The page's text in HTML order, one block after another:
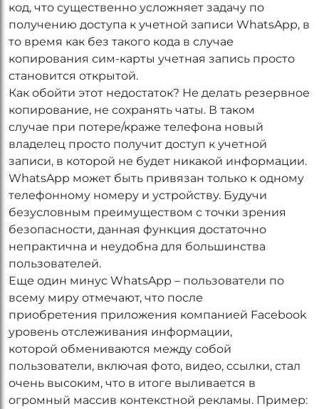
код, что существенно усложняет задачу по
получению доступа к учетной записи WhatsApp, в
то время как без такого кода в случае
копирования сим-карты учетная запись просто
становится открытой.
Как обойти этот недостаток? Не делать резервное
копирование, не сохранять чаты. В таком
случае при потере/краже телефона новый
владелец просто получит доступ к учетной
записи, в которой не будет никакой информации.
WhatsApp может быть привязан только к одному
телефонному номеру и устройству. Будучи
безусловным преимуществом с точки зрения
безопасности, данная функция достаточно
непрактична и неудобна для большинства
пользователей.
Еще один минус WhatsApp – пользователи по
всему миру отмечают, что после
приобретения приложения компанией Facebook
уровень отслеживания информации,
которой обмениваются между собой
пользователи, включая фото, видео, ссылки, стал
очень высоким, что в итоге выливается в
огромный массив контекстной рекламы. Пример: